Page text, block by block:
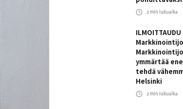
2min lukuaika
ILMOITTAUDU
ymmärtää
tehdä
Helsinki
2min lukuaika